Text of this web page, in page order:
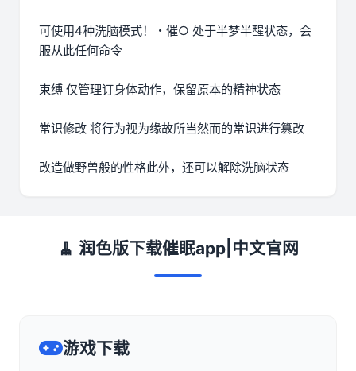
可使用4种洗脑模式！・催○ 处于半梦半醒状态，会
服从此任何命令
束缚 仅管理订身体动作，保留原本的精神状态
常识修改 将行为视为缘故所当然而的常识进行篡改
改造做野兽般的性格此外，还可以解除洗脑状态
🧹 润色版下载催眠app|中文官网
游戏下载